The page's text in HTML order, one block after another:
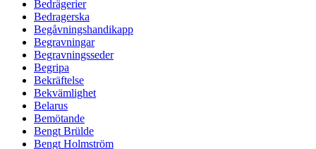
Bedrägerier
Bedragerska
Begåvningshandikapp
Begravningar
Begravningsseder
Begripa
Bekräftelse
Bekvämlighet
Belarus
Bemötande
Bengt Brülde
Bengt Holmström